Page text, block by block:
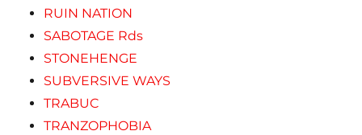
RUIN NATION
SABOTAGE Rds
STONEHENGE
SUBVERSIVE WAYS
TRABUC
TRANZOPHOBIA